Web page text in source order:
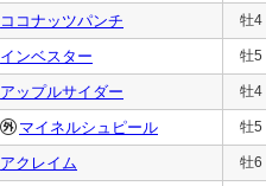
ココナッツパンチ 牡4
インベスター 牡5
アップルサイダー 牡4
マイネルシュピール 牡5
アクレイム 牡6